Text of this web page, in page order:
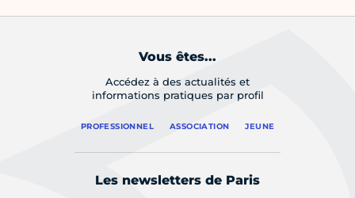
Vous êtes...
Accédez à des actualités et
informations pratiques par profil
PROFESSIONNEL ASSOCIATION JEUNE
Les newsletters de Paris